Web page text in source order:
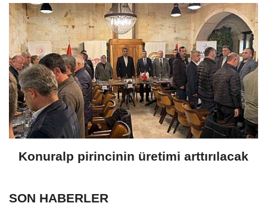
Konuralp pirincinin üretimi arttırılacak
SON HABERLER